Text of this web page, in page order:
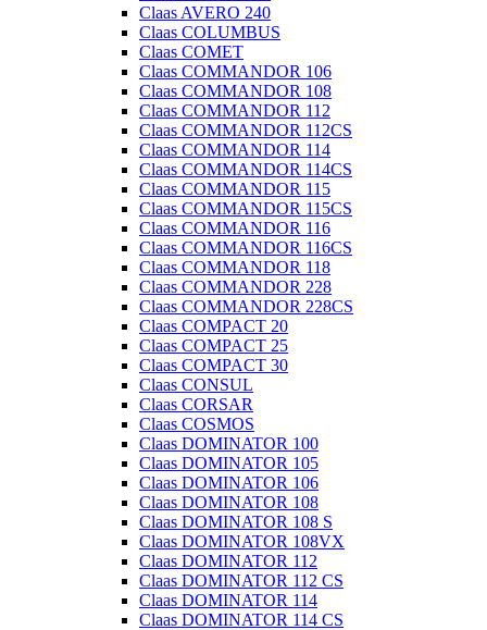
Claas AVERO 240
Claas COLUMBUS
Claas COMET
Claas COMMANDOR 106
Claas COMMANDOR 108
Claas COMMANDOR 112
Claas COMMANDOR 112CS
Claas COMMANDOR 114
Claas COMMANDOR 114CS
Claas COMMANDOR 115
Claas COMMANDOR 115CS
Claas COMMANDOR 116
Claas COMMANDOR 116CS
Claas COMMANDOR 118
Claas COMMANDOR 228
Claas COMMANDOR 228CS
Claas COMPACT 20
Claas COMPACT 25
Claas COMPACT 30
Claas CONSUL
Claas CORSAR
Claas COSMOS
Claas DOMINATOR 100
Claas DOMINATOR 105
Claas DOMINATOR 106
Claas DOMINATOR 108
Claas DOMINATOR 108 S
Claas DOMINATOR 108VX
Claas DOMINATOR 112
Claas DOMINATOR 112 CS
Claas DOMINATOR 114
Claas DOMINATOR 114 CS